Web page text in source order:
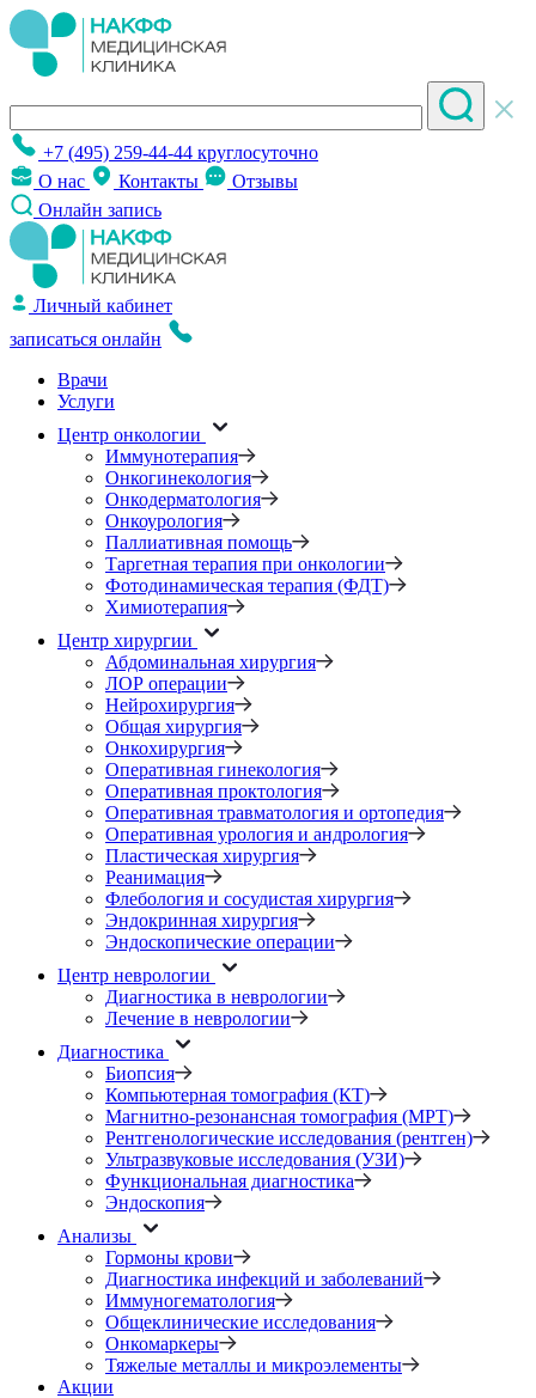
+7 (495) 259-44-44 круглосуточно
О нас
Контакты
Отзывы
Онлайн запись
Личный кабинет
записаться онлайн
Врачи
Услуги
Центр онкологии
Иммунотерапия
Онкогинекология
Онкодерматология
Онкоурология
Паллиативная помощь
Таргетная терапия при онкологии
Фотодинамическая терапия (ФДТ)
Химиотерапия
Центр хирургии
Абдоминальная хирургия
ЛОР операции
Нейрохирургия
Общая хирургия
Онкохирургия
Оперативная гинекология
Оперативная проктология
Оперативная травматология и ортопедия
Оперативная урология и андрология
Пластическая хирургия
Реанимация
Флебология и сосудистая хирургия
Эндокринная хирургия
Эндоскопические операции
Центр неврологии
Диагностика в неврологии
Лечение в неврологии
Диагностика
Биопсия
Компьютерная томография (КТ)
Магнитно-резонансная томография (МРТ)
Рентгенологические исследования (рентген)
Ультразвуковые исследования (УЗИ)
Функциональная диагностика
Эндоскопия
Анализы
Гормоны крови
Диагностика инфекций и заболеваний
Иммуногематология
Общеклинические исследования
Онкомаркеры
Тяжелые металлы и микроэлементы
Акции